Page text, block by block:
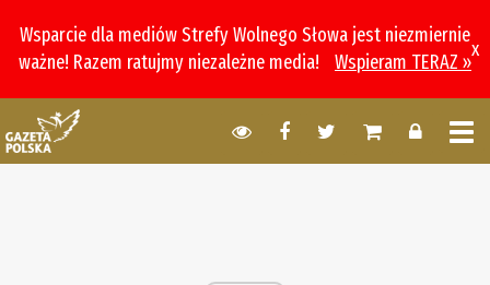
Wsparcie dla mediów Strefy Wolnego Słowa jest niezmiernie
ważne! Razem ratujmy niezależne media!
Wspieram TERAZ »
x